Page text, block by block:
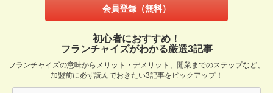
会員登録（無料）
初心者におすすめ！
フランチャイズがわかる厳選3記事
フランチャイズの意味からメリット・デメリット、開業までのステップなど、
加盟前に必ず読んでおきたい3記事をピックアップ！